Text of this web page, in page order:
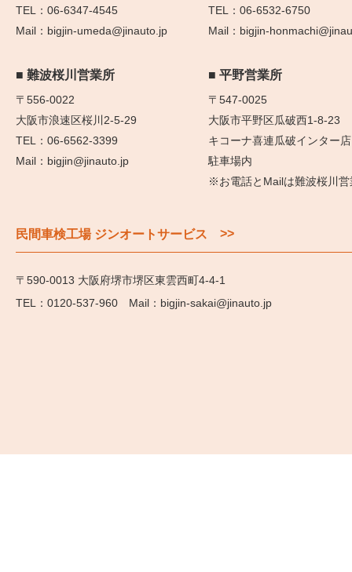
06-6347-4545
bigjin-umeda@jinauto.jp
06-6532-6750
bigjin-
難波桜川営業所
〒556-0022
大阪市浪速区桜川2-5-29
06-6562-3399
bigjin@jinauto.jp
平野営業所
〒547-0025
大阪市平野区瓜破西1-8-23
キコーナ喜連瓜破インター店
駐車場内
※お電話とMailは難波桜川営
民間車検工場 ジンオートサービス >>
〒590-0013 大阪府堺市堺区東雲西町4-4-1
0120-537-960
bigjin-sakai@jinauto.jp